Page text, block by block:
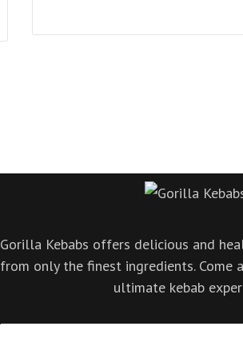
Gorilla Kebabs offers delicious and
from only the finest ingredients. Come
ultimate kebab